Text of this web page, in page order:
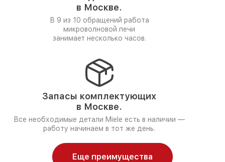
в Москве.
В 9 из 10 обращений работа
микроволновой печи
занимает несколько часов.
Запасы комплектующих
в Москве.
Все необходимые детали Miele есть в наличии —
работу начинаем в тот же день.
Еще преимущества